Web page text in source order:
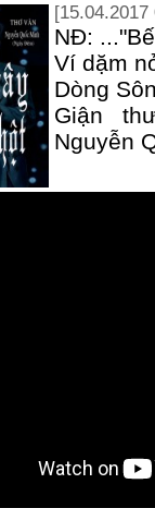
[15.04.2017
NĐ:
Ví dặm
Dòng
Giận
Nguyễn